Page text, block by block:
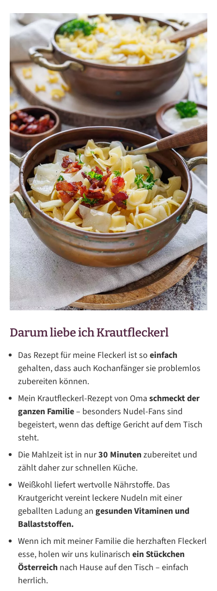
Darum liebe ich Krautfleckerl
Das Rezept für meine Fleckerl ist so einfach
gehalten, dass auch Kochanfänger sie problemlos
zubereiten können.
Mein Krautfleckerl-Rezept von Oma schmeckt der
ganzen Familie– besonders Nudel-Fans sind
begeistert, wenn das deftige Gericht auf dem Tisch
steht.
Die Mahlzeit ist in nur30 Minutenzubereitet und
zählt daher zur schnellen Küche.
Weißkohl liefert wertvolle Nährstoffe. Das
Krautgericht vereint leckere Nudeln mit einer
geballten Ladung an gesunden Vitaminen und
Ballaststoffen.
Wenn ich mit meiner Familie die herzhaften Fleckerl
esse, holen wir uns kulinarisch ein Stückchen
Österreich nach Hause auf den Tisch – einfach
herrlich.